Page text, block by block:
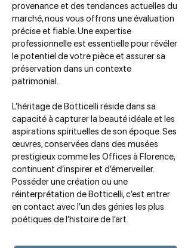
provenance et des tendances actuelles du
marché, nous vous offrons une évaluation
précise et fiable. Une expertise
professionnelle est essentielle pour révéler
le potentiel de votre pièce et assurer sa
préservation dans un contexte
patrimonial.
L’héritage de Botticelli réside dans sa
capacité à capturer la beauté idéale et les
aspirations spirituelles de son époque. Ses
œuvres, conservées dans des musées
prestigieux comme les Offices à Florence,
continuent d’inspirer et d’émerveiller.
Posséder une création ou une
réinterprétation de Botticelli, c’est entrer
en contact avec l’un des génies les plus
poétiques de l’histoire de l’art.